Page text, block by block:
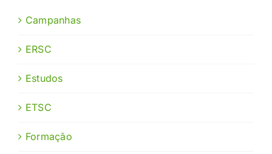
Campanhas
ERSC
Estudos
ETSC
Formação